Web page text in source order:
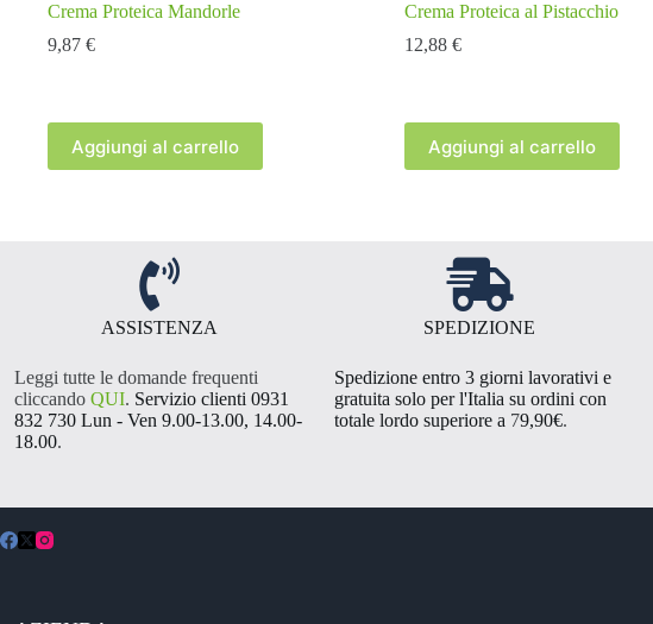
Crema Proteica Mandorle
9,87 €
Aggiungi al carrello
Crema Proteica al Pistacchio
12,88 €
Aggiungi al carrello
ASSISTENZA
Leggi tutte le domande frequenti
cliccando QUI. Servizio clienti 0931
832 730 Lun - Ven 9.00-13.00, 14.00-
18.00.
SPEDIZIONE
Spedizione entro 3 giorni lavorativi e
gratuita solo per l'Italia su ordini con
totale lordo superiore a 79,90€.